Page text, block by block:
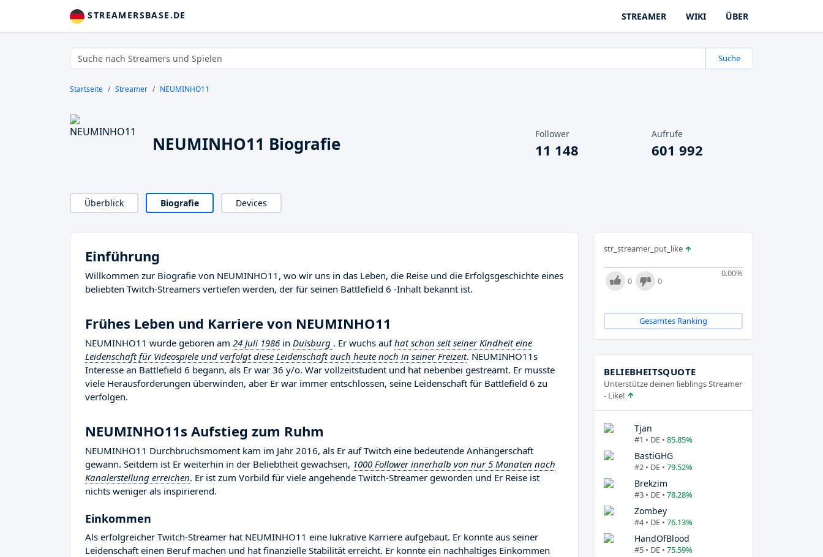
STREAMERSBASE.DE STREAMER WIKI ÜBER
Suche
Startseite Streamer NEUMINHO11
NEUMINHO11 Biografie Follower
11 148
Aufrufe
601 992
Überblick Biografie Devices
Einführung
Willkommen zur Biografie von NEUMINHO11, wo wir uns in das Leben, die Reise und die Erfolgsgeschichte eines
beliebten Twitch-Streamers vertiefen werden, der für seinen Battlefield 6 -Inhalt bekannt ist.
Frühes Leben und Karriere von NEUMINHO11
NEUMINHO11 wurde geboren am 24 Juli 1986 in Duisburg . Er wuchs aufhat schon seit seiner Kindheit eine
Leidenschaft für Videospiele und verfolgt diese Leidenschaft auch heute noch in seiner Freizeit. NEUMINHO11s
Interesse an Battlefield 6 begann, als Er war 36 y/o. War vollzeitstudent und hat nebenbei gestreamt. Er musste
viele Herausforderungen überwinden, aber Er war immer entschlossen, seine Leidenschaft für Battlefield 6 zu
verfolgen.
NEUMINHO11s Aufstieg zum Ruhm
NEUMINHO11 Durchbruchsmoment kam im Jahr 2016, als Er auf Twitch eine bedeutende Anhängerschaft
gewann. Seitdem ist Er weiterhin in der Beliebtheit gewachsen, 1000 Follower innerhalb von nur 5 Monaten nach
Kanalerstellung erreichen. Er ist zum Vorbild für viele angehende Twitch-Streamer geworden und Er Reise ist
nichts weniger als inspirierend.
Einkommen
Als erfolgreicher Twitch-Streamer hat NEUMINHO11 eine lukrative Karriere aufgebaut. Er konnte aus seiner
Leidenschaft einen Beruf machen und hat finanzielle Stabilität erreicht. Er konnte ein nachhaltiges Einkommen
str_streamer_put_like
0.00%
0 0
Gesamtes Ranking
BELIEBHEITSQUOTE
Unterstütze deinen lieblings Streamer
- Like!
Tjan
#1 • DE • 85.85%
BastiGHG
#2 • DE • 79.52%
Brekzim
#3 • DE • 78.28%
Zombey
#4 • DE • 76.13%
HandOfBlood
#5 • DE • 75.59%